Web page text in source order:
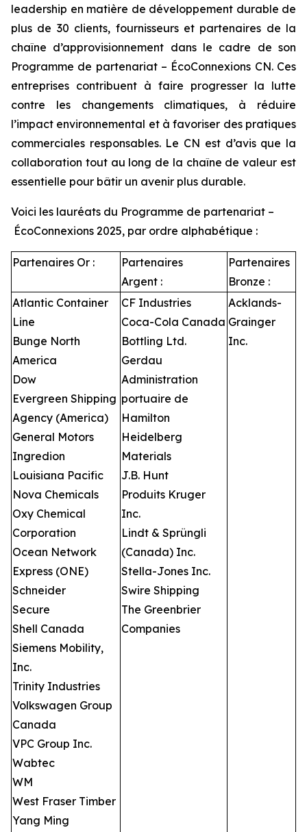
leadership en matière de développement durable de
plus de 30 clients, fournisseurs et partenaires de la
chaîne d’approvisionnement dans le cadre de son
Programme de partenariat – ÉcoConnexions CN. Ces
entreprises contribuent à faire progresser la lutte
contre les changements climatiques, à réduire
l’impact environnemental et à favoriser des pratiques
commerciales responsables. Le CN est d’avis que la
collaboration tout au long de la chaîne de valeur est
essentielle pour bâtir un avenir plus durable.
Voici les lauréats du Programme de partenariat –
ÉcoConnexions 2025, par ordre alphabétique :
Partenaires Or :
Partenaires
Argent :
Partenaires
Bronze :
Atlantic Container
Line
Bunge North
America
Dow
Evergreen Shipping
Agency (America)
General Motors
Ingredion
Louisiana Pacific
Nova Chemicals
Oxy Chemical
Corporation
Ocean Network
Express (ONE)
Schneider
Secure
Shell Canada
Siemens Mobility,
Inc.
Trinity Industries
Volkswagen Group
Canada
VPC Group Inc.
Wabtec
WM
West Fraser Timber
Yang Ming
CF Industries
Coca-Cola Canada
Bottling Ltd.
Gerdau
Administration
portuaire de
Hamilton
Heidelberg
Materials
J.B. Hunt
Produits Kruger
Inc.
Lindt & Sprüngli
(Canada) Inc.
Stella-Jones Inc.
Swire Shipping
The Greenbrier
Companies
Acklands-
Grainger
Inc.